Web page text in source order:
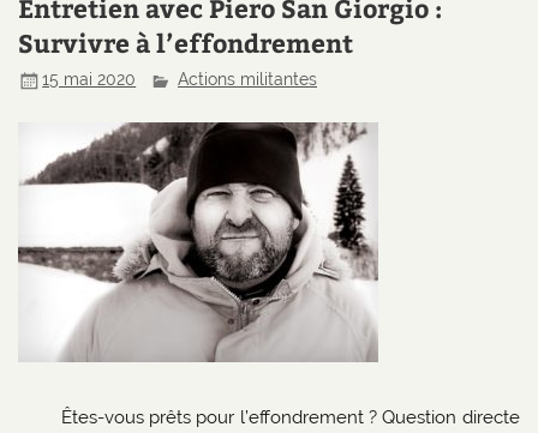
Entretien avec Piero San Giorgio :
Survivre à l’effondrement
15 mai 2020 Actions militantes
Êtes-vous prêts pour l’effondrement ? Question directe